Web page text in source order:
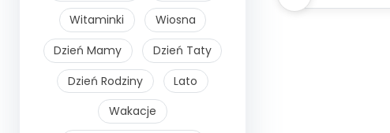
Witaminki
Wiosna
Dzień Mamy
Dzień Taty
Dzień Rodziny
Lato
Wakacje